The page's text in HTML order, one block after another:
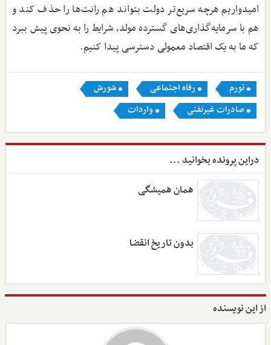
امیدواریم هرچه سریع‌تر دولت بتواند هم رانت‌ها را حذف کند و
هم با سرمایه‌گذاری‌های گسترده مولد، شرایط را به نحوی پیش ببرد
که ما به یک اقتصاد معمولی دسترسی پیدا کنیم.
تورم رفاه اجتماعی
شورش
صادرات غیرنفتی
واردات
دراین پرونده بخوانید ...
همان همیشگی
بدون تاریخ انقضا
از این نویسنده